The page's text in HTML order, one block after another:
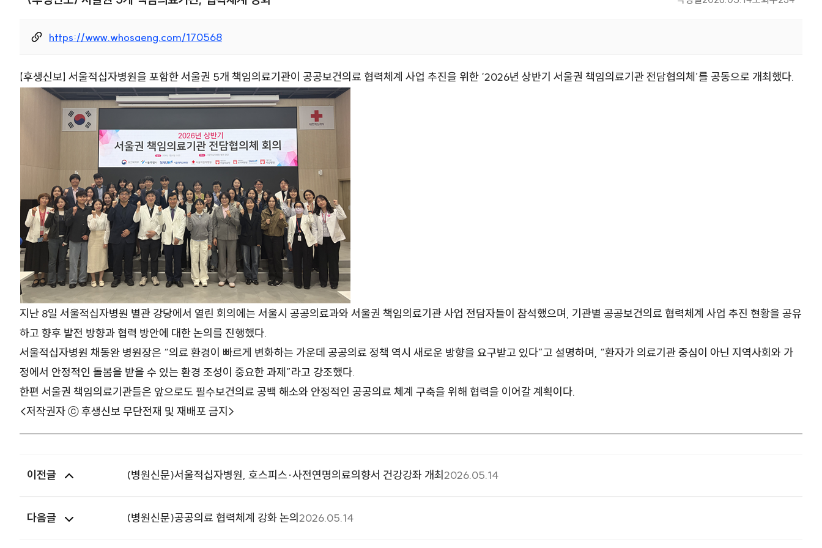
https://www.whosaeng.com/170568
【후생신보】 서울적십자병원을 포함한 서울권 5개 책임의료기관이 공공보건의료 협력체계 사업 추진을 위한 ‘2026년 상반기 서울권 책임의료기관 전담협의체’를 공동으로 개최했다.
지난 8일 서울적십자병원 별관 강당에서 열린 회의에는 서울시 공공의료과와 서울권 책임의료기관 사업 전담자들이 참석했으며, 기관별 공공보건의료 협력체계 사업 추진 현황을 공유
하고 향후 발전 방향과 협력 방안에 대한 논의를 진행했다.
서울적십자병원 채동완 병원장은 “의료 환경이 빠르게 변화하는 가운데 공공의료 정책 역시 새로운 방향을 요구받고 있다”고 설명하며, “환자가 의료기관 중심이 아닌 지역사회와 가
정에서 안정적인 돌봄을 받을 수 있는 환경 조성이 중요한 과제”라고 강조했다.
한편 서울권 책임의료기관들은 앞으로도 필수보건의료 공백 해소와 안정적인 공공의료 체계 구축을 위해 협력을 이어갈 계획이다.
<저작권자 ⓒ 후생신보 무단전재 및 재배포 금지>
이전글 (병원신문)서울적십자병원, 호스피스·사전연명의료의향서 건강강좌 개최 2026.05.14
다음글 (병원신문)공공의료 협력체계 강화 논의 2026.05.14